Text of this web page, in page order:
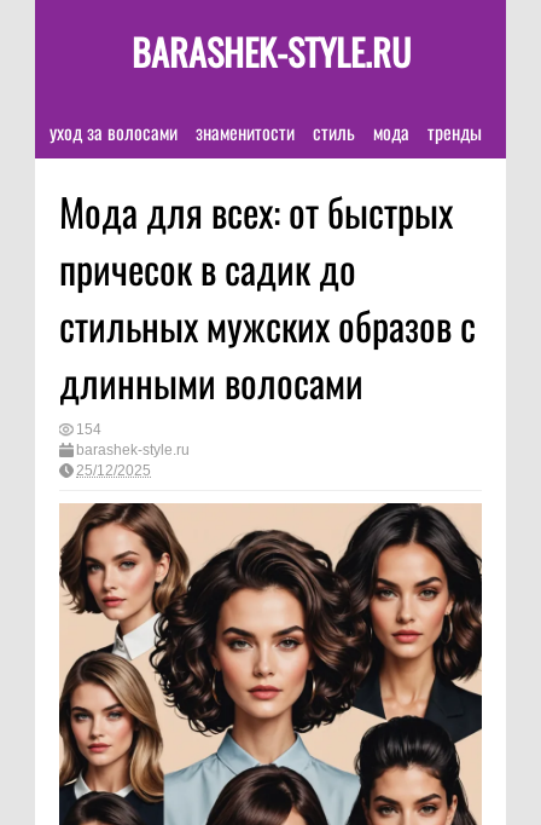
BARASHEK-STYLE.RU
уход за волосами знаменитости стиль мода тренды
Мода для всех: от быстрых
причесок в садик до
стильных мужских образов с
длинными волосами
154
barashek-style.ru
25/12/2025